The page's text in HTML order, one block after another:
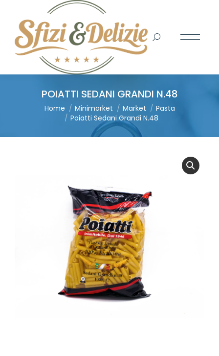
Search:
POIATTI SEDANI GRANDI N.48
You are here:
Home Minimarket Market
Pasta
Poiatti Sedani Grandi N.48